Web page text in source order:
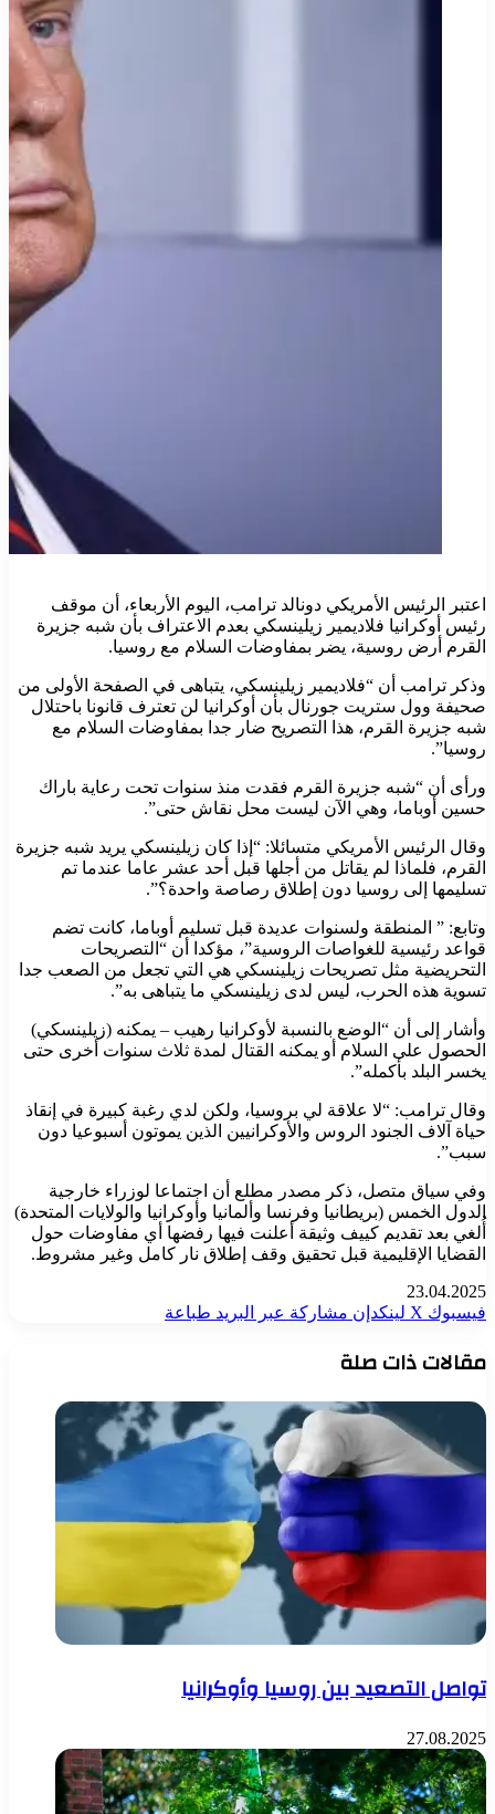
اعتبر الرئيس الأمريكي دونالد ترامب، اليوم الأربعاء، أن موقف
رئيس أوكرانيا فلاديمير زيلينسكي بعدم الاعتراف بأن شبه جزيرة
القرم أرض روسية، يضر بمفاوضات السلام مع روسيا.
وذكر ترامب أن “فلاديمير زيلينسكي، يتباهى في الصفحة الأولى من
صحيفة وول ستريت جورنال بأن أوكرانيا لن تعترف قانونا باحتلال
شبه جزيرة القرم، هذا التصريح ضار جدا بمفاوضات السلام مع
روسيا”.
ورأى أن “شبه جزيرة القرم فقدت منذ سنوات تحت رعاية باراك
حسين أوباما، وهي الآن ليست محل نقاش حتى”.
وقال الرئيس الأمريكي متسائلا: “إذا كان زيلينسكي يريد شبه جزيرة
القرم، فلماذا لم يقاتل من أجلها قبل أحد عشر عاما عندما تم
تسليمها إلى روسيا دون إطلاق رصاصة واحدة؟”.
وتابع: ” المنطقة ولسنوات عديدة قبل تسليم أوباما، كانت تضم
قواعد رئيسية للغواصات الروسية”، مؤكدا أن “التصريحات
التحريضية مثل تصريحات زيلينسكي هي التي تجعل من الصعب جدا
تسوية هذه الحرب، ليس لدى زيلينسكي ما يتباهى به”.
وأشار إلى أن “الوضع بالنسبة لأوكرانيا رهيب – يمكنه (زيلينسكي)
الحصول على السلام أو يمكنه القتال لمدة ثلاث سنوات أخرى حتى
يخسر البلد بأكمله”.
وقال ترامب: “لا علاقة لي بروسيا، ولكن لدي رغبة كبيرة في إنقاذ
حياة آلاف الجنود الروس والأوكرانيين الذين يموتون أسبوعيا دون
سبب”.
وفي سياق متصل، ذكر مصدر مطلع أن اجتماعا لوزراء خارجية
الدول الخمس (بريطانيا وفرنسا وألمانيا وأوكرانيا والولايات المتحدة)
أُلغي بعد تقديم كييف وثيقة أعلنت فيها رفضها أي مفاوضات حول
القضايا الإقليمية قبل تحقيق وقف إطلاق نار كامل وغير مشروط.
23.04.2025
فيسبوك ‫X لينكدإن مشاركة عبر البريد طباعة
مقالات ذات صلة
تواصل التصعيد بين روسيا وأوكرانيا
27.08.2025